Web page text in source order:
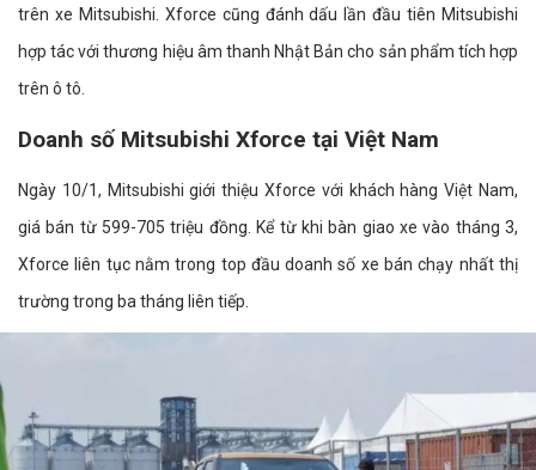
trên xe Mitsubishi. Xforce cũng đánh dấu lần đầu tiên Mitsubishi
hợp tác với thương hiệu âm thanh Nhật Bản cho sản phẩm tích hợp
trên ô tô.
Doanh số Mitsubishi Xforce tại Việt Nam
Ngày 10/1, Mitsubishi giới thiệu Xforce với khách hàng Việt Nam,
giá bán từ 599-705 triệu đồng. Kể từ khi bàn giao xe vào tháng 3,
Xforce liên tục nằm trong top đầu doanh số xe bán chạy nhất thị
trường trong ba tháng liên tiếp.